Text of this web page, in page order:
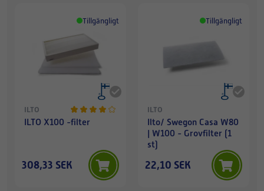
Tillgängligt
ILTO
ILTO X100 -filter
308,33 SEK
Tillgängligt
ILTO
Ilto/ Swegon Casa W80
| W100 - Grovfilter (1
st)
22,10 SEK